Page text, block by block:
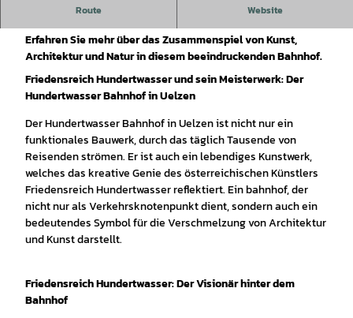
Route Website
Entdecken Sie den Hundertwasser Bahnhof in Uelzen - ein
Erfahren Sie mehr über das Zusammenspiel von Kunst,
Architektur und Natur in diesem beeindruckenden Bahnhof.
Friedensreich Hundertwasser und sein Meisterwerk: Der
Hundertwasser Bahnhof in Uelzen
Der Hundertwasser Bahnhof in Uelzen ist nicht nur ein
funktionales Bauwerk, durch das täglich Tausende von
Reisenden strömen. Er ist auch ein lebendiges Kunstwerk,
welches das kreative Genie des österreichischen Künstlers
Friedensreich Hundertwasser reflektiert. Ein bahnhof, der
nicht nur als Verkehrsknotenpunkt dient, sondern auch ein
bedeutendes Symbol für die Verschmelzung von Architektur
und Kunst darstellt.
Friedensreich Hundertwasser: Der Visionär hinter dem
Bahnhof